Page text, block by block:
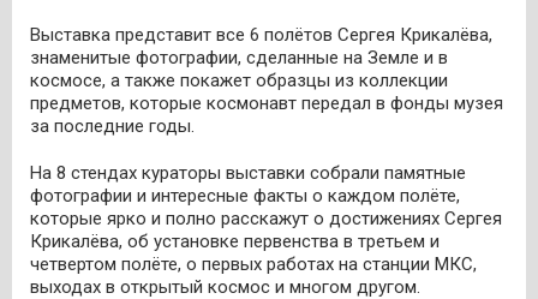
Выставка представит все 6 полётов Сергея Крикалёва,
знаменитые фотографии, сделанные на Земле и в
космосе, а также покажет образцы из коллекции
предметов, которые космонавт передал в фонды музея
за последние годы.
На 8 стендах кураторы выставки собрали памятные
фотографии и интересные факты о каждом полёте,
которые ярко и полно расскажут о достижениях Сергея
Крикалёва, об установке первенства в третьем и
четвертом полёте, о первых работах на станции МКС,
выходах в открытый космос и многом другом.